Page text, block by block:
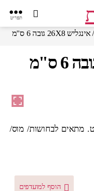
תפריט
/ אינגליש 26X8 גובה 6 ס"מ
מתאים לבחושות/ מוס/
הוסף למועדפים